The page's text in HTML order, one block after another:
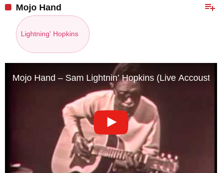
playlist_add
Mojo Hand
Lightning’ Hopkins
Mojo Hand – Sam Lightnin’ Hopkins (Live Accoustic)